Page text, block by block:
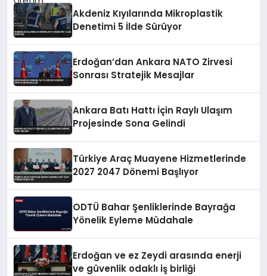
Akdeniz Kıyılarında Mikroplastik
Denetimi 5 İlde Sürüyor
Erdoğan’dan Ankara NATO Zirvesi
Sonrası Stratejik Mesajlar
Ankara Batı Hattı İçin Raylı Ulaşım
Projesinde Sona Gelindi
Türkiye Araç Muayene Hizmetlerinde
2027 2047 Dönemi Başlıyor
ODTÜ Bahar Şenliklerinde Bayrağa
Yönelik Eyleme Müdahale
Erdoğan ve ez Zeydi arasında enerji
ve güvenlik odaklı iş birliği